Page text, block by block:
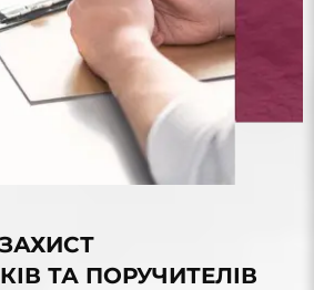
ТА ПОРУЧИТЕЛІВ